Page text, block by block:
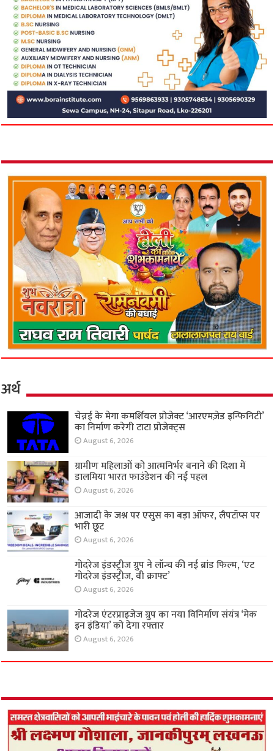
अर्थ
चेन्नई के मेगा कमर्शियल प्रोजेक्ट ‘आरएमज़ेड इन्फिनिटी’
का निर्माण करेगी टाटा प्रोजेक्ट्स
August 6, 2026
ग्रामीण महिलाओं को आत्मनिर्भर बनाने की दिशा में
डालमिया भारत फाउंडेशन की नई पहल
August 6, 2026
आजादी के जश्न पर एसुस का बड़ा ऑफर, लैपटॉप्स पर
भारी छूट
August 6, 2026
गोदरेज इंडस्ट्रीज ग्रुप ने लॉन्च की नई ब्रांड फिल्म, ‘एट
गोदरेज इंडस्ट्रीज, वी क्राफ्ट’
August 6, 2026
गोदरेज एंटरप्राइजेज ग्रुप का नया विनिर्माण संयंत्र ‘मेक
इन इंडिया’ को देगा रफ्तार
August 6, 2026